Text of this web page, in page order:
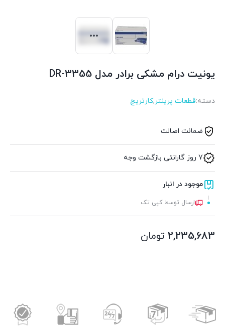
یونیت درام مشکی برادر مدل DR-3355
دسته:قطعات پرینتر,کارتریچ
ضمانت اصالت
7 روز گارانتی بازگشت وجه
موجود در انبار
ارسال توسط کپی تک
2,235,683 تومان